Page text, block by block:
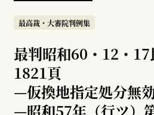
最高裁・大審院判例集
最判昭和60・12・
1821頁
—仮換地指定処分無
—昭和57年（行ツ）